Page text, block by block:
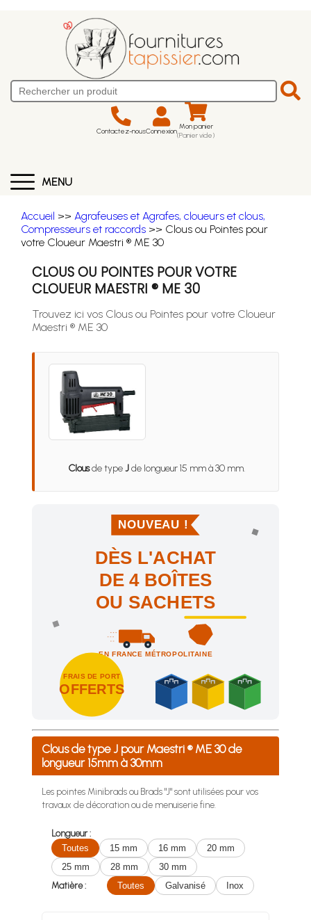
Contactez-nousConnexion Mon panier
(Panier vide)
MENU
Accueil >> Agrafeuses et Agrafes, cloueurs et clous,
Compresseurs et raccords >> Clous ou Pointes pour
votre Cloueur Maestri ® ME 30
CLOUS OU POINTES POUR VOTRE
CLOUEUR MAESTRI ® ME 30
Trouvez ici vos Clous ou Pointes pour votre Cloueur
Maestri ® ME 30
Clousde typeJde longueur 15 mm à 30 mm.
NOUVEAU !
DÈS L'ACHAT
DE 4 BOÎTES
OU SACHETS
EN FRANCE MÉTROPOLITAINE
FRAIS DE PORT
OFFERTS
Achetez 4 sachets ou boîtes d'agrafes ou de pointes et
Clous de type J pour Maestri ® ME 30 de
longueur 15mm à 30mm
Les pointes Minibrads ou Brads "J" sont utilisées pour vos
travaux de décoration ou de menuiserie fine.
Longueur :
Toutes
15 mm 16 mm
20 mm
25 mm
28 mm
30 mm
Matière :
Toutes Galvanisé Inox